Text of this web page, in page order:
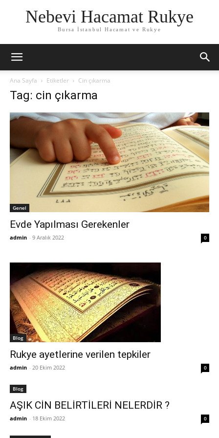
Nebevi Hacamat Rukye
Bursa İstanbul Hacamat ve Rukye
Ana Sayfa Etiketler Cin çıkarma
Tag: cin çıkarma
Genel
Evde Yapılması Gerekenler
admin - 9 Aralık 2022 0
Blog
Rukye ayetlerine verilen tepkiler
admin - 20 Ekim 2022 0
Blog
AŞIK CİN BELİRTİLERİ NELERDİR ?
admin - 18 Ekim 2022 0